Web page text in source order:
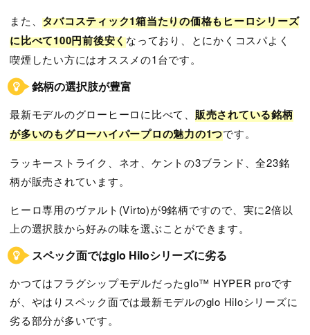
また、タバコスティック1箱当たりの価格もヒーロシリーズ
に比べて100円前後安くなっており、とにかくコスパよく
喫煙したい方にはオススメの1台です。
銘柄の選択肢が豊富
最新モデルのグローヒーロに比べて、 販売されている銘柄
が多いのもグローハイパープロの魅力の1つです。
ラッキーストライク、ネオ、ケントの3ブランド、全23銘
柄が販売されています。
ヒーロ専用のヴァルト(Virto)が9銘柄ですので、実に2倍以
上の選択肢から好みの味を選ぶことができます。
スペック面ではglo Hiloシリーズに劣る
かつてはフラグシップモデルだったglo™ HYPER proです
が、やはりスペック面では最新モデルのglo Hiloシリーズに
劣る部分が多いです。